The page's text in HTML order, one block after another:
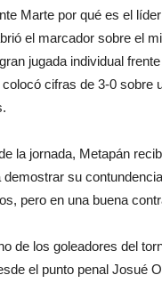
Marte por qué es el
el marcador sobre el
jugada individual
cifras de 3-0 sobre
la jornada, Metapán
su
pero en una buena
de los goleadores del
el punto penal Josué